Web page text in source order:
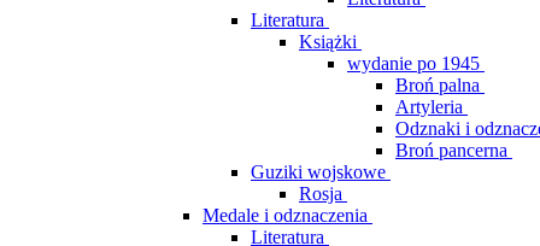
Literatura
Książki
wydanie po 1945
Broń palna
Artyleria
Odznaki i
Broń pancerna
Guziki wojskowe
Rosja
Medale i odznaczenia
Literatura